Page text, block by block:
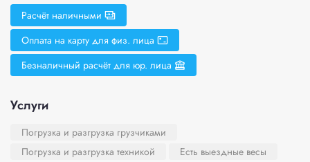
Расчёт наличными
Оплата на карту для физ. лица
Безналичный расчёт для юр. лица
Услуги
Погрузка и разгрузка грузчиками
Погрузка и разгрузка техникой
Есть выездные весы